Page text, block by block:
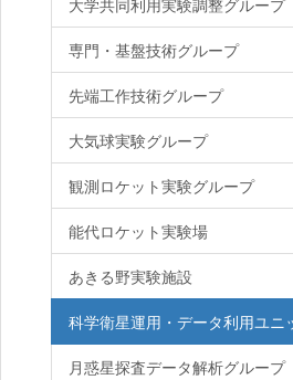
大学共同利用実験調整グループ
専門・基盤技術グループ
先端工作技術グループ
大気球実験グループ
観測ロケット実験グループ
能代ロケット実験場
あきる野実験施設
科学衛星運用・データ利用ユニ
月惑星探査データ解析グループ